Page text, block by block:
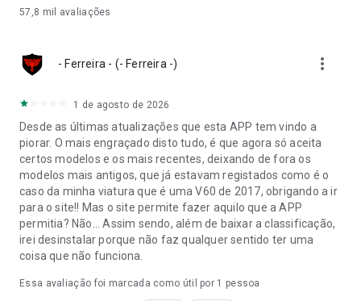
57,8 mil avaliações
- Ferreira - (- Ferreira -) more_vert
1 de agosto de 2026
Desde as últimas atualizações que esta APP tem vindo a
piorar. O mais engraçado disto tudo, é que agora só aceita
certos modelos e os mais recentes, deixando de fora os
modelos mais antigos, que já estavam registados como é o
caso da minha viatura que é uma V60 de 2017, obrigando a ir
para o site!! Mas o site permite fazer aquilo que a APP
permitia? Não... Assim sendo, além de baixar a classificação,
irei desinstalar porque não faz qualquer sentido ter uma
coisa que não funciona.
Essa avaliação foi marcada como útil por 1 pessoa